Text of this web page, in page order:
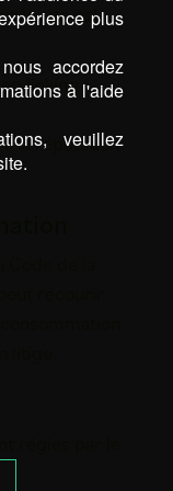
le site est
linking »
à la réputation
plus
accordez
à l'aide
veuillez